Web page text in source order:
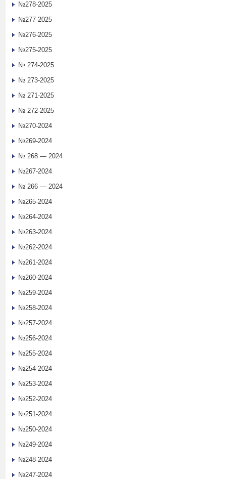
№278-2025
№277-2025
№276-2025
№275-2025
№ 274-2025
№ 273-2025
№ 271-2025
№ 272-2025
№270-2024
№269-2024
№ 268 — 2024
№267-2024
№ 266 — 2024
№265-2024
№264-2024
№263-2024
№262-2024
№261-2024
№260-2024
№259-2024
№258-2024
№257-2024
№256-2024
№255-2024
№254-2024
№253-2024
№252-2024
№251-2024
№250-2024
№249-2024
№248-2024
№247-2024